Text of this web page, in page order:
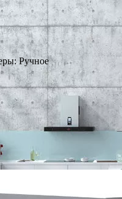
Ручное